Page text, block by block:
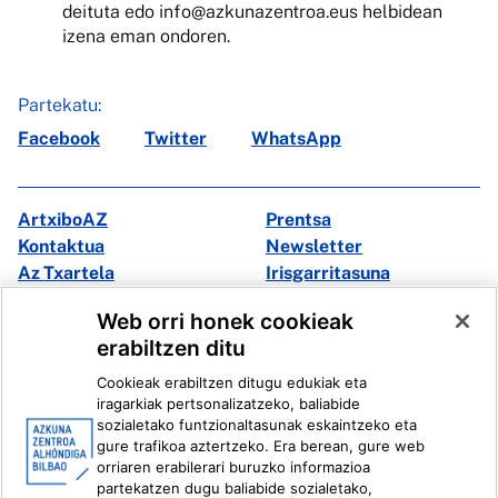
deituta edo info@azkunazentroa.eus helbidean
izena eman ondoren.
Partekatu:
Facebook
Twitter WhatsApp
ArtxiboAZ
Prentsa
Kontaktua
Newsletter
Az Txartela
Irisgarritasuna
Instagram
Youtube
Linkedin
Ivoox
Lege informazioa Barneko Informazio Sistema
Web orri honek cookieak
erabiltzen ditu
Cookieak erabiltzen ditugu edukiak eta
iragarkiak pertsonalizatzeko, baliabide
sozialetako funtzionaltasunak eskaintzeko eta
gure trafikoa aztertzeko. Era berean, gure web
orriaren erabilerari buruzko informazioa
partekatzen dugu baliabide sozialetako,